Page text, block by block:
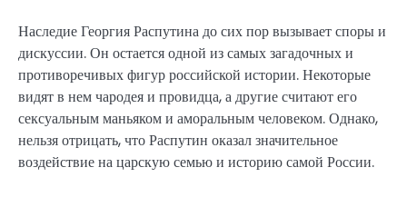
Наследие Георгия Распутина до сих пор вызывает споры и
дискуссии. Он остается одной из самых загадочных и
противоречивых фигур российской истории. Некоторые
видят в нем чародея и провидца, а другие считают его
сексуальным маньяком и аморальным человеком. Однако,
нельзя отрицать, что Распутин оказал значительное
воздействие на царскую семью и историю самой России.